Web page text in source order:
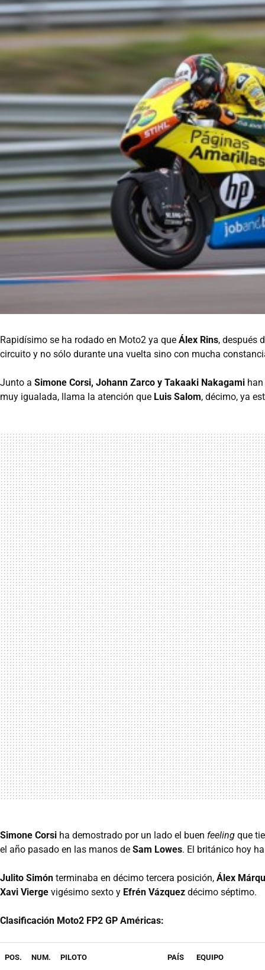
Rapidísimo se ha rodado en Moto2 ya que Álex Rins, después
circuito y no sólo durante una vuelta sino con mucha
Junto a Simone Corsi, Johann Zarco y Takaaki Nakagami
muy igualada, llama la atención que Luis Salom, décimo, ya
Simone Corsi ha demostrado por un lado el buen feeling que
el año pasado en las manos de Sam Lowes. El británico hoy
Julito Simón terminaba en décimo tercera posición, Álex
Xavi Vierge vigésimo sexto y Efrén Vázquez décimo séptimo.
Clasificación Moto2 FP2 GP Américas:
POS. NUM. PILOTO PAÍS EQUIPO